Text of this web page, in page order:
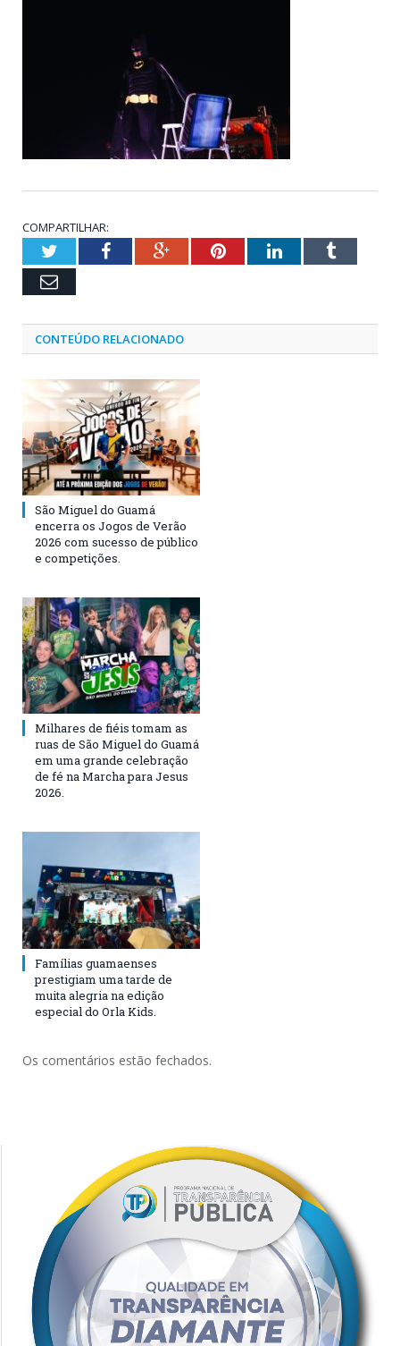
COMPARTILHAR:
TwitterFacebookGoogle+PinterestLinkedInTumblr
Email
CONTEÚDO RELACIONADO
São Miguel do Guamá
encerra os Jogos de Verão
2026 com sucesso de público
e competições.
Milhares de fiéis tomam as
ruas de São Miguel do Guamá
em uma grande celebração
de fé na Marcha para Jesus
2026.
Famílias guamaenses
prestigiam uma tarde de
muita alegria na edição
especial do Orla Kids.
Os comentários estão fechados.